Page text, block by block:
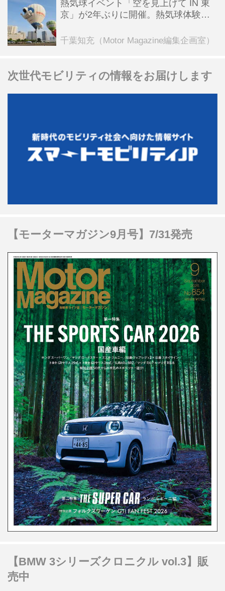
熱気球イベント「空を見上げて IN 東
京」が2年ぶりに開催。熱気球体験搭
ンテンツも
千葉知充（Motor Magazine編集企画室）
次世代モビリティの情報をお届けします
【モーターマガジン9月号】7/31発売
【BMW 3シリーズクロニクル vol.3】販
売中